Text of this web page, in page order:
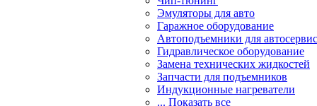
Эмуляторы для авто
Гаражное оборудование
Автоподъемники для
Гидравлическое оборудование
Замена технических жидкостей
Запчасти для подъемников
Индукционные нагреватели
... Показать все